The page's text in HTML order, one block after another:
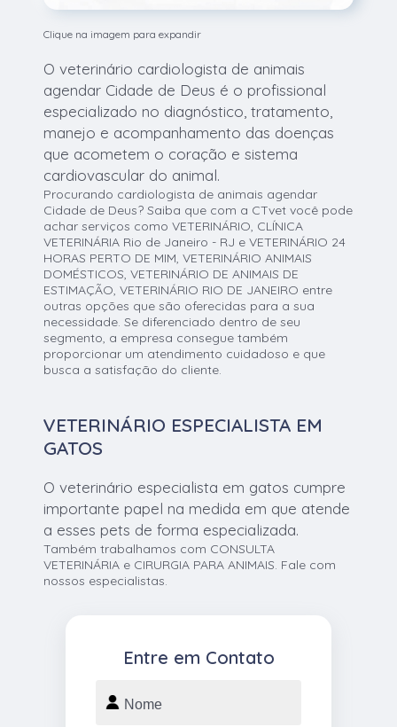
Clique na imagem para expandir
O veterinário cardiologista de animais
agendar Cidade de Deus é o profissional
especializado no diagnóstico, tratamento,
manejo e acompanhamento das doenças
que acometem o coração e sistema
cardiovascular do animal.
Procurando cardiologista de animais agendar
Cidade de Deus? Saiba que com a CTvet você pode
achar serviços como VETERINÁRIO, CLÍNICA
VETERINÁRIA Rio de Janeiro - RJ e VETERINÁRIO 24
HORAS PERTO DE MIM, VETERINÁRIO ANIMAIS
DOMÉSTICOS, VETERINÁRIO DE ANIMAIS DE
ESTIMAÇÃO, VETERINÁRIO RIO DE JANEIRO entre
outras opções que são oferecidas para a sua
necessidade. Se diferenciado dentro de seu
segmento, a empresa consegue também
proporcionar um atendimento cuidadoso e que
busca a satisfação do cliente.
VETERINÁRIO ESPECIALISTA EM
GATOS
O veterinário especialista em gatos cumpre
importante papel na medida em que atende
a esses pets de forma especializada.
Também trabalhamos com CONSULTA
VETERINÁRIA e CIRURGIA PARA ANIMAIS. Fale com
nossos especialistas.
Entre em Contato